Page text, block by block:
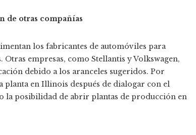
de otras compañías
los fabricantes de automóviles para
empresas, como Stellantis y Volkswagen,
debido a los aranceles sugeridos. Por
planta en Illinois después de dialogar con el
la posibilidad de abrir plantas de producción en